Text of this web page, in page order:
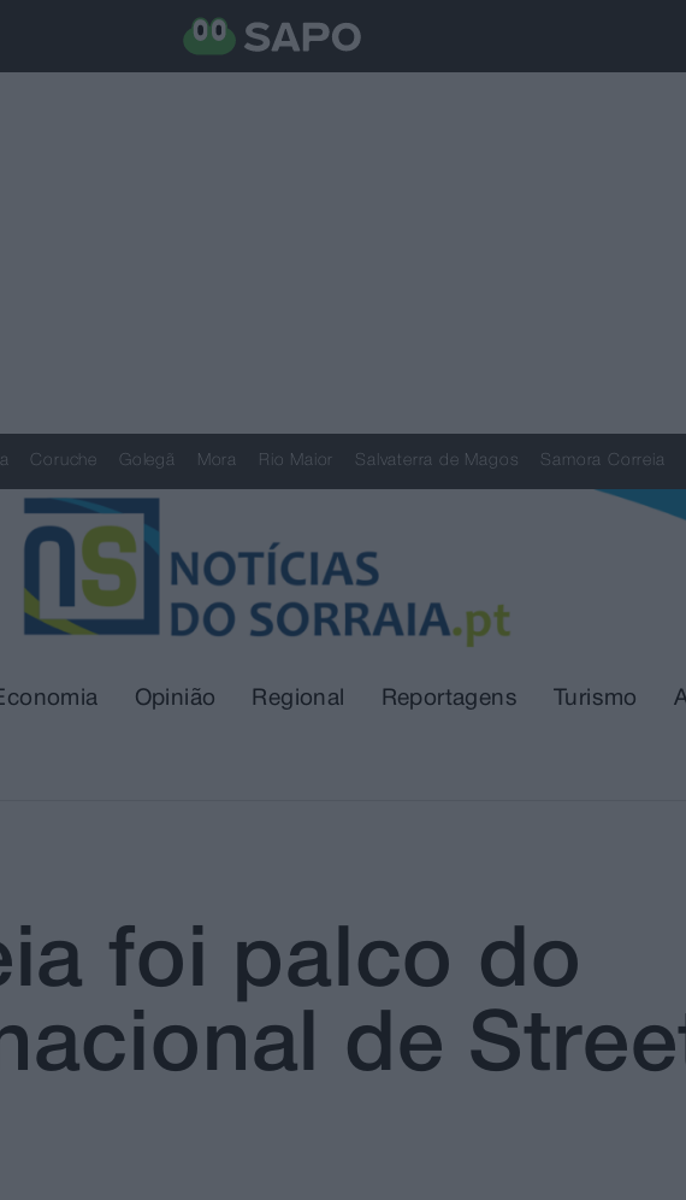
Coruche Golegã Mora Rio Maior Salvaterra de Magos Samora Correia
Opinião Regional Reportagens Turismo
foi palco do
de